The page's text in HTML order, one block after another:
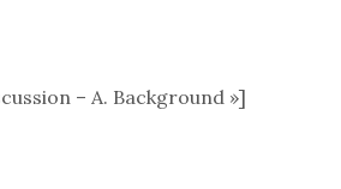
– A. Background »]